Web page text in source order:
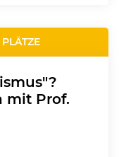
PLÄTZE
mit Prof.